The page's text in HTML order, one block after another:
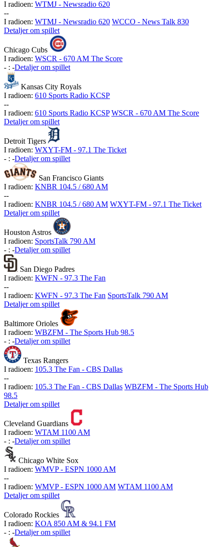
I radioen: WTMJ - Newsradio 620
--
I radioen: WTMJ - Newsradio 620 WCCO - News Talk 830
Detaljer om spillet
Chicago Cubs
I radioen: WSCR - 670 AM The Score
- : -Detaljer om spillet
Kansas City Royals
I radioen: 610 Sports Radio KCSP
--
I radioen: 610 Sports Radio KCSP WSCR - 670 AM The Score
Detaljer om spillet
Detroit Tigers
I radioen: WXYT-FM - 97.1 The Ticket
- : -Detaljer om spillet
San Francisco Giants
I radioen: KNBR 104.5 / 680 AM
--
I radioen: KNBR 104.5 / 680 AM WXYT-FM - 97.1 The Ticket
Detaljer om spillet
Houston Astros
I radioen: SportsTalk 790 AM
- : -Detaljer om spillet
San Diego Padres
I radioen: KWFN - 97.3 The Fan
--
I radioen: KWFN - 97.3 The Fan SportsTalk 790 AM
Detaljer om spillet
Baltimore Orioles
I radioen: WBZFM - The Sports Hub 98.5
- : -Detaljer om spillet
Texas Rangers
I radioen: 105.3 The Fan - CBS Dallas
--
I radioen: 105.3 The Fan - CBS Dallas WBZFM - The Sports Hub
98.5
Detaljer om spillet
Cleveland Guardians
I radioen: WTAM 1100 AM
- : -Detaljer om spillet
Chicago White Sox
I radioen: WMVP - ESPN 1000 AM
--
I radioen: WMVP - ESPN 1000 AM WTAM 1100 AM
Detaljer om spillet
Colorado Rockies
I radioen: KOA 850 AM & 94.1 FM
- : -Detaljer om spillet